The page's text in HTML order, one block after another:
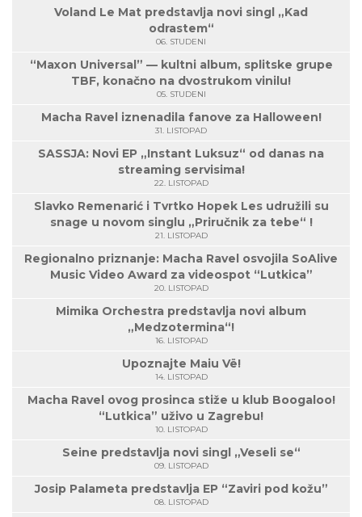
Voland Le Mat predstavlja novi singl „Kad
odrastem“
06. STUDENI
“Maxon Universal” — kultni album, splitske grupe
TBF, konačno na dvostrukom vinilu!
05. STUDENI
Macha Ravel iznenadila fanove za Halloween!
31. LISTOPAD
SASSJA: Novi EP „Instant Luksuz“ od danas na
streaming servisima!
22. LISTOPAD
Slavko Remenarić i Tvrtko Hopek Les udružili su
snage u novom singlu „Priručnik za tebe“ !
21. LISTOPAD
Regionalno priznanje: Macha Ravel osvojila SoAlive
Music Video Award za videospot “Lutkica”
20. LISTOPAD
Mimika Orchestra predstavlja novi album
„Medzotermina“!
16. LISTOPAD
Upoznajte Maiu Vë!
14. LISTOPAD
Macha Ravel ovog prosinca stiže u klub Boogaloo!
“Lutkica” uživo u Zagrebu!
10. LISTOPAD
Seine predstavlja novi singl „Veseli se“
09. LISTOPAD
Josip Palameta predstavlja EP “Zaviri pod kožu”
08. LISTOPAD